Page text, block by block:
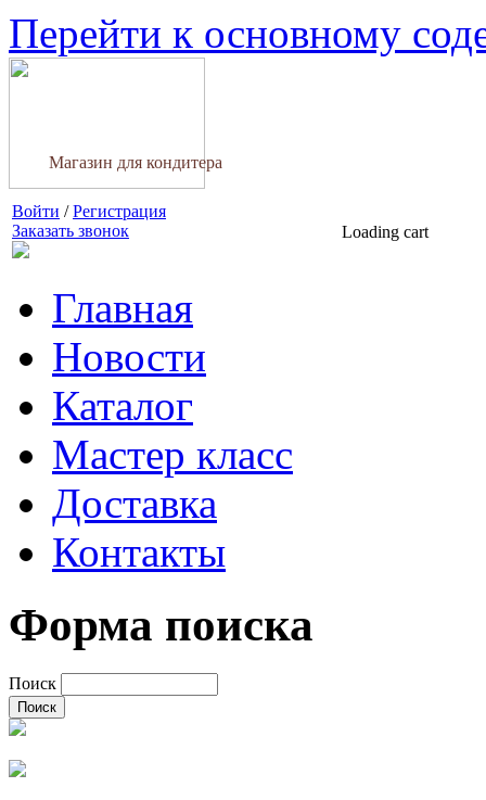
Перейти к основному
Магазин для кондитера
Войти /Регистрация
Заказать звонок
Loading cart
Главная
Новости
Каталог
Мастер класс
Доставка
Контакты
Форма поиска
Поиск